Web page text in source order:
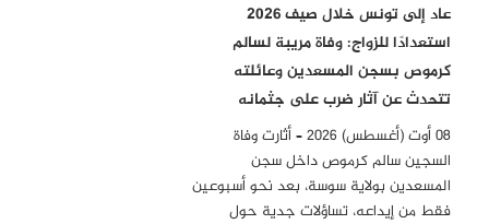
عاد إلى تونس خلال صيف 2026
استعدادًا للزواج: وفاة مريبة لسالم
كرموص بسجن المسعدين وعائلته
تتحدث عن آثار ضرب على جثمانه
08 أوت (أغسطس) 2026 – أثارت وفاة
السجين سالم كرموص داخل سجن
المسعدين بولاية سوسة، بعد نحو أسبوعين
فقط من إيداعه، تساؤلات جدية حول